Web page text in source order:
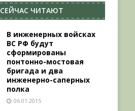
СЕЙЧАС ЧИТАЮТ
В инженерных войсках
ВС РФ будут
сформированы
понтонно-мостовая
бригада и два
инженерно-саперных
полка
06.01.2015